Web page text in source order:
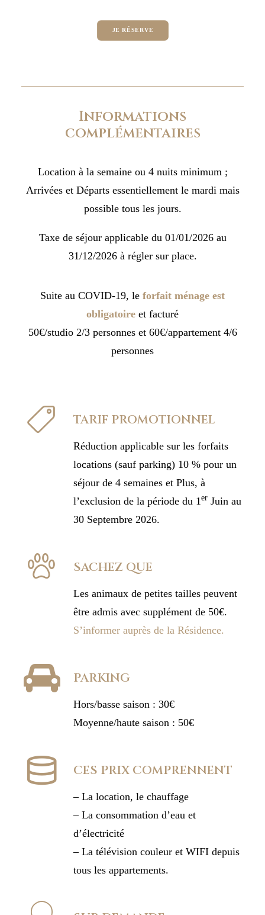
JE RÉSERVE
Informations
complémentaires
Location à la semaine ou 4 nuits minimum ;
Arrivées et Départs essentiellement le mardi mais
possible tous les jours.
Taxe de séjour applicable du 01/01/2026 au
31/12/2026 à régler sur place.
Suite au COVID-19, le forfait ménage est
obligatoire et facturé
50€/studio 2/3 personnes et 60€/appartement 4/6
personnes
TARIF PROMOTIONNEL
Réduction applicable sur les forfaits
locations (sauf parking) 10 % pour un
séjour de 4 semaines et Plus, à
l’exclusion de la période du 1er Juin au
30 Septembre 2026.
SACHEZ QUE
Les animaux de petites tailles peuvent
être admis avec supplément de 50€.
S’informer auprès de la Résidence.
PARKING
Hors/basse saison : 30€
Moyenne/haute saison : 50€
CES PRIX COMPRENNENT
– La location, le chauffage
– La consommation d’eau et
d’électricité
– La télévision couleur et WIFI depuis
tous les appartements.